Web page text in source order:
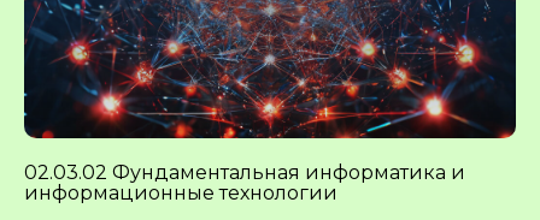
02.03.02 Фундаментальная информатика и
информационные технологии